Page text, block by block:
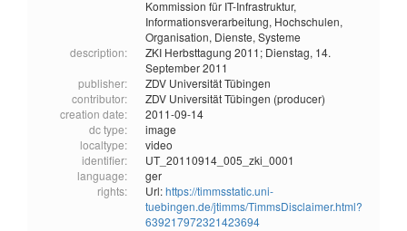
Kommission für IT-Infrastruktur,
Informationsverarbeitung, Hochschulen,
Organisation, Dienste, Systeme
description:
ZKI Herbsttagung 2011; Dienstag, 14.
September 2011
publisher:
ZDV Universität Tübingen
contributor:
ZDV Universität Tübingen (producer)
creation date:
2011-09-14
dc type:
image
localtype:
video
identifier:
UT_20110914_005_zki_0001
language:
ger
rights:
Url:https://timmsstatic.uni-
tuebingen.de/jtimms/TimmsDisclaimer.html?
639217972321423694